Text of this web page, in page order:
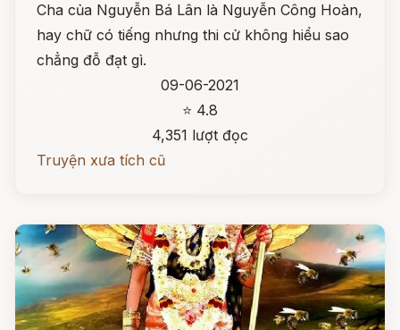
Cha của Nguyễn Bá Lân là Nguyễn Công Hoàn,
hay chữ có tiếng nhưng thi cử không hiểu sao
chẳng đỗ đạt gì.
09-06-2021
⭐ 4.8
4,351 lượt đọc
Truyện xưa tích cũ